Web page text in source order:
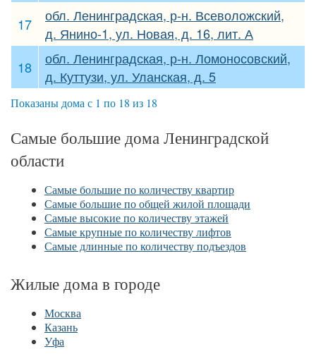
17
обл. Ленинградская, р-н. Всеволожский,
д. Янино-1, ул. Новая, д. 16, лит. А
18
обл. Ленинградская, р-н. Ломоносовский,
д. Куттузи, ул. Уланская, д. 5
Показаны дома с 1 по 18 из 18
Самые большие дома Ленинградской
области
Самые большие по количеству квартир
Самые большие по общей жилой площади
Самые высокие по количеству этажей
Самые крупные по количеству лифтов
Самые длинные по количеству подъездов
Жилые дома в городе
Москва
Казань
Уфа